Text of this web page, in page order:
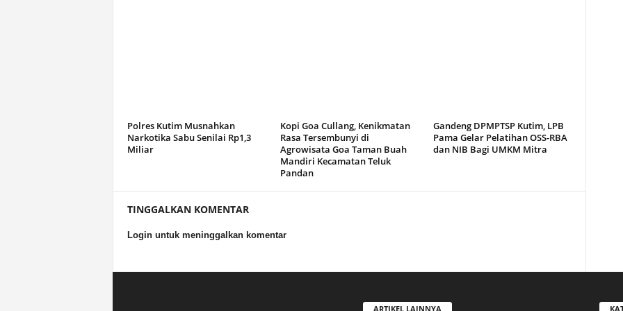
Polres Kutim Musnahkan
Narkotika Sabu Senilai Rp1,3
Miliar
Kopi Goa Cullang, Kenikmatan
Rasa Tersembunyi di
Agrowisata Goa Taman Buah
Mandiri Kecamatan Teluk
Pandan
Gandeng DPMPTSP Kutim, LPB
Pama Gelar Pelatihan OSS-RBA
dan NIB Bagi UMKM Mitra
TINGGALKAN KOMENTAR
Login untuk meninggalkan komentar
ARTIKEL LAINNYA